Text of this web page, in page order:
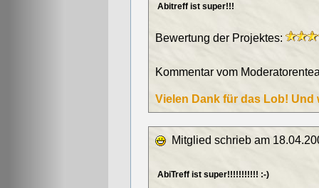
Abitreff ist super!!!
Bewertung der Projektes:
Kommentar vom
Vielen Dank für das Lob! Und
Mitglied schrieb am
AbiTreff ist super!!!!!!!!!!! :-)